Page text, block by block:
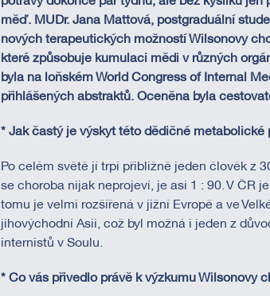
měď. MUDr. Jana Mattová, postgraduální
nových terapeutických možností Wilsonovy
které způsobuje kumulaci mědi v různých
byla na loňském World Congress of Internal
přihlášených abstraktů. Oceněna byla
* Jak častý je výskyt této dědičné metabolické
Po celém světě jí trpí přibližně jeden člověk z
se choroba nijak neprojeví, je asi 1 : 90. V ČR
tomu je velmi rozšířená v jižní Evropě a ve
jihovýchodní Asii, což byl možná i jeden z
internistů v Soulu.
* Co vás přivedlo právě k výzkumu Wilsonovy